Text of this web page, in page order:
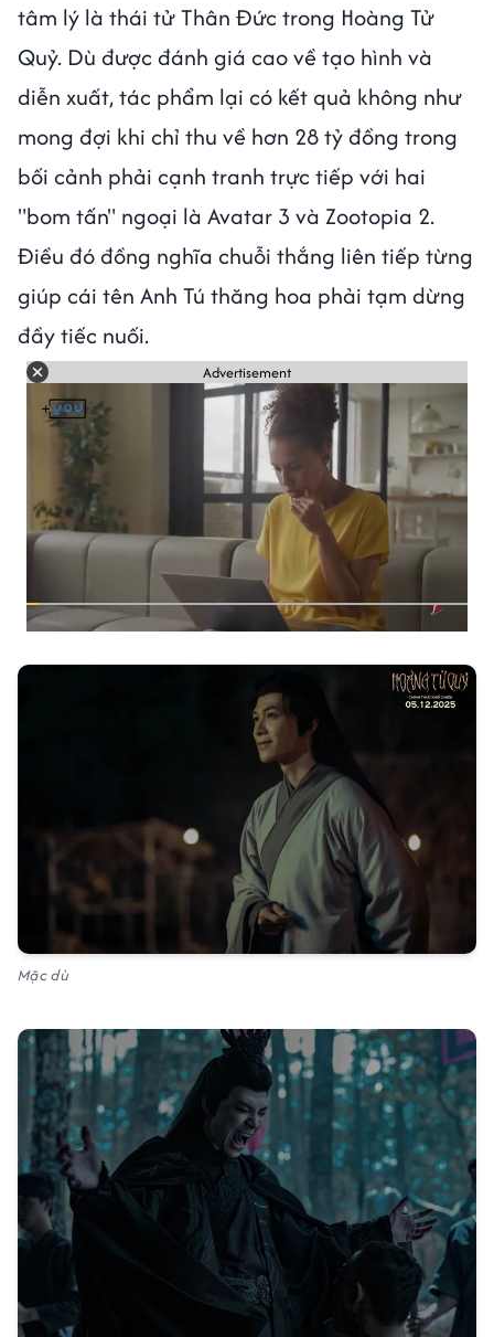
tâm lý là thái tử Thân Đức trong Hoàng Tử
Quỷ. Dù được đánh giá cao về tạo hình và
diễn xuất, tác phẩm lại có kết quả không như
mong đợi khi chỉ thu về hơn 28 tỷ đồng trong
bối cảnh phải cạnh tranh trực tiếp với hai
"bom tấn" ngoại là Avatar 3 và Zootopia 2.
Điều đó đồng nghĩa chuỗi thắng liên tiếp từng
giúp cái tên Anh Tú thăng hoa phải tạm dừng
đầy tiếc nuối.
Advertisement
Mặc dù